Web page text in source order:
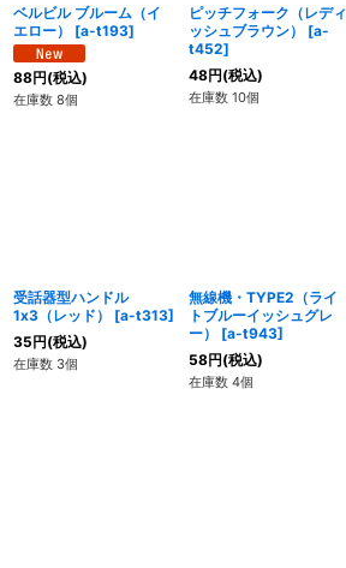
ベルビル ブルーム（イ
エロー）
[a-t193]
88円(税込)
在庫数 8個
ピッチフォーク（レディ
ッシュブラウン）
[a-
t452]
48円(税込)
在庫数 10個
受話器型ハンドル
1x3（レッド）
[a-t313]
35円(税込)
在庫数 3個
無線機・TYPE2（ライ
トブルーイッシュグレ
ー）
[a-t943]
58円(税込)
在庫数 4個